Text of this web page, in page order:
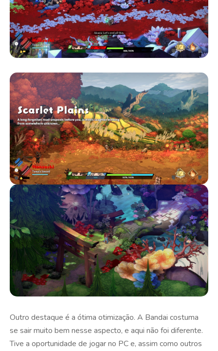
Outro destaque é a ótima otimização. A Bandai costuma
se sair muito bem nesse aspecto, e aqui não foi diferente.
Tive a oportunidade de jogar no PC e, assim como outros